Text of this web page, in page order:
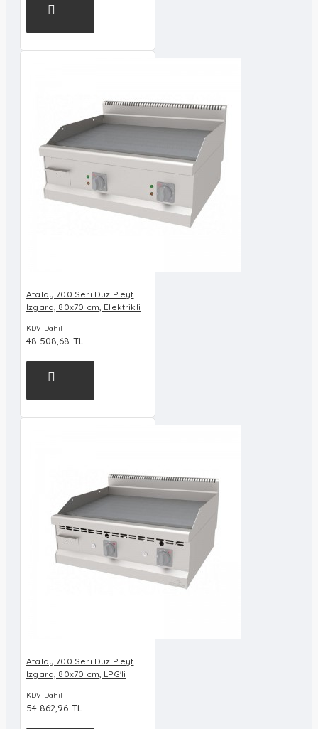
Atalay 700 Seri Düz Pleyt
Izgara, 80x70 cm, Elektrikli
KDV Dahil
48.508,68 TL
Atalay 700 Seri Düz Pleyt
Izgara, 80x70 cm, LPG'li
KDV Dahil
54.862,96 TL